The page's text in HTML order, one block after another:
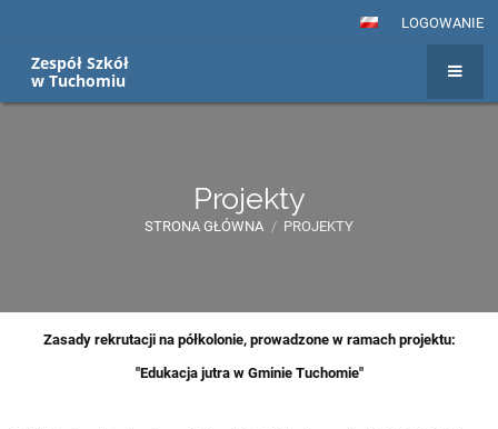
LOGOWANIE
Zespół Szkół
w Tuchomiu
Projekty
STRONA GŁÓWNA / PROJEKTY
Projekty
Zasady rekrutacji na półkolonie, prowadzone w ramach projektu:
"Edukacja jutra w Gminie Tuchomie"